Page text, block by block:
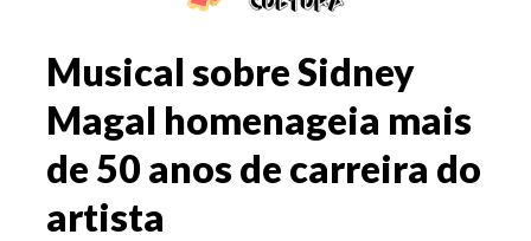
Musical sobre Sidney
Magal homenageia mais
de 50 anos de carreira do
artista